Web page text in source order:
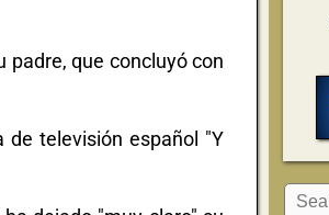
padre, que concluyó con
de televisión español "Y